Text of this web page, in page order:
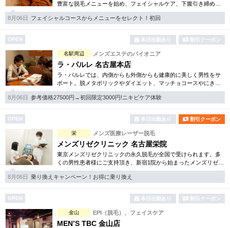
閉じる
豊富な脱毛メニューを始め、フェイシャルケア、下腹引き締め
等、各種お得な体験コースを取り揃えています。選べる種類の多
さで初めての方も安心です。
8月06日 フェイシャルコースからメニューをセレクト！初回
OPEN 本日出勤あり 割引クーポン
名駅周辺 メンズエステのパイオニア
ラ・パルレ 名古屋本店
ラ・パルレでは、内側からも外側からも健康的に美しく男性をサ
ポート。脱メタボリックやダイエット、マッチョコースやにきび
内外コース、アロマトリートメント等多彩なメニューをご用意。
お得な体験コースも多数！
8月06日 参考価格27500円→初回限定3000円!ニキビケア体験
OPEN 本日出勤あり 割引クーポン
栄 メンズ医療レーザー脱毛
メンズリゼクリニック 名古屋栄院
東京メンズリゼクリニックの永久脱毛が全国で受けられます。多
くの男性患者様にご支持頂き、新宿1院から始まったメンズリゼク
リニックが、現在では提携院含め全国10院を展開するクリニック
になりました。
8月06日 乗り換えキャンペーン！お得に乗り換え
OPEN 本日出勤あり 割引クーポン
金山 EPI（脱毛）、フェイスケア
MEN’S TBC 金山店